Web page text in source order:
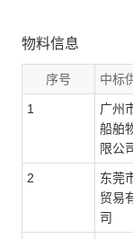
物料信息
序号 中标
1
广州
船舶
限公
2
东莞
贸易
司